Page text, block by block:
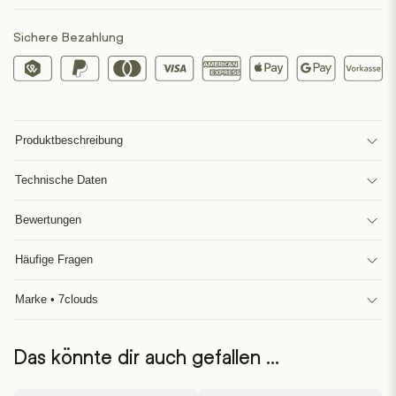
Sichere Bezahlung
Produktbeschreibung
Technische Daten
Bewertungen
Häufige Fragen
Marke • 7clouds
Das könnte dir auch gefallen …